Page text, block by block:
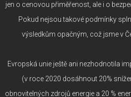
jen o cenovou přiměřenost, ale i o
Pokud nejsou takové podmínky
výsledkům opačným, což jsme v
Evropská unie ještě ani nezhodnotila
(v roce 2020 dosáhnout 20%
obnovitelných zdrojů energie a 20 %